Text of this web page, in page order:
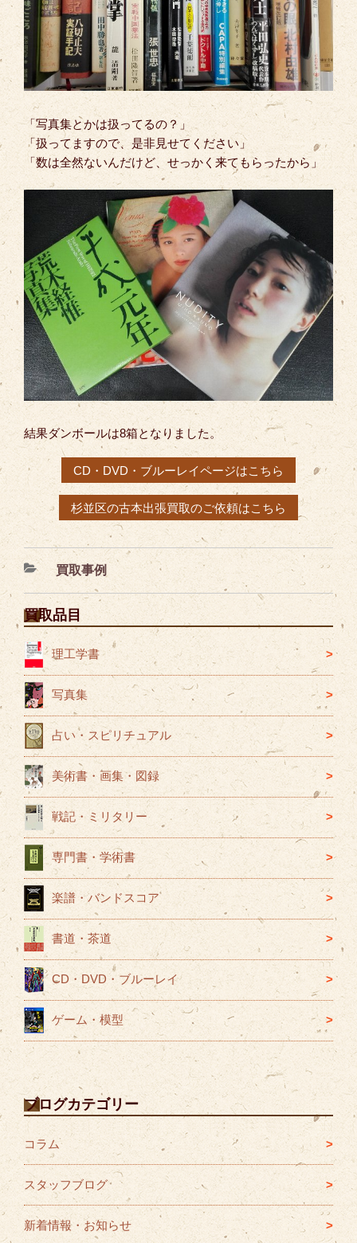
「写真集とかは扱ってるの？」
「扱ってますので、是非見せてください」
「数は全然ないんだけど、せっかく来てもらったから」
結果ダンボールは8箱となりました。
CD・DVD・ブルーレイページはこちら
杉並区の古本出張買取のご依頼はこちら
カ
テ
ゴ
リ
ー
買取事例
買取品目
理工学書
写真集
占い・スピリチュアル
美術書・画集・図録
戦記・ミリタリー
専門書・学術書
楽譜・バンドスコア
書道・茶道
CD・DVD・ブルーレイ
ゲーム・模型
ブログカテゴリー
コラム
スタッフブログ
新着情報・お知らせ